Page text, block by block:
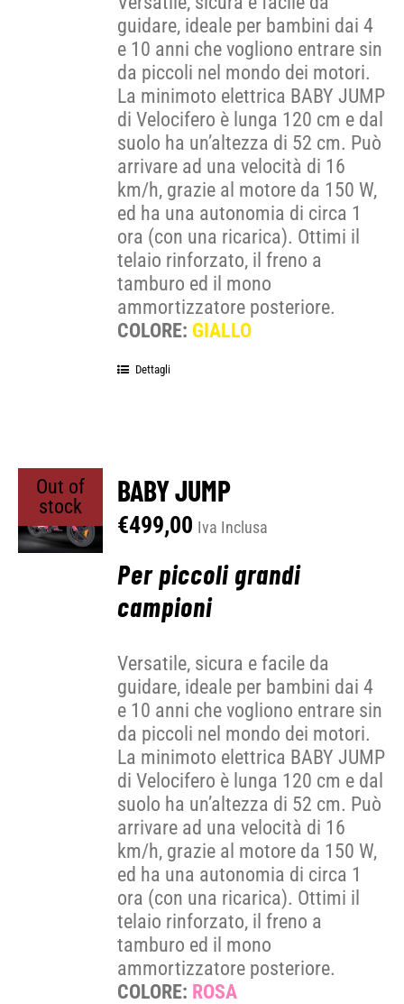
guidare, ideale per bambini dai 4
e 10 anni che vogliono entrare sin
da piccoli nel mondo dei motori.
La minimoto elettrica BABY JUMP
di Velocifero è lunga 120 cm e dal
suolo ha un’altezza di 52 cm. Può
arrivare ad una velocità di 16
km/h, grazie al motore da 150 W,
ed ha una autonomia di circa 1
ora (con una ricarica). Ottimi il
telaio rinforzato, il freno a
tamburo ed il mono
ammortizzatore posteriore.
COLORE: GIALLO
Dettagli
Out of
stock
BABY JUMP
€499,00 Iva Inclusa
Per piccoli grandi
campioni
Versatile, sicura e facile da
guidare, ideale per bambini dai 4
e 10 anni che vogliono entrare sin
da piccoli nel mondo dei motori.
La minimoto elettrica BABY JUMP
di Velocifero è lunga 120 cm e dal
suolo ha un’altezza di 52 cm. Può
arrivare ad una velocità di 16
km/h, grazie al motore da 150 W,
ed ha una autonomia di circa 1
ora (con una ricarica). Ottimi il
telaio rinforzato, il freno a
tamburo ed il mono
ammortizzatore posteriore.
COLORE: ROSA